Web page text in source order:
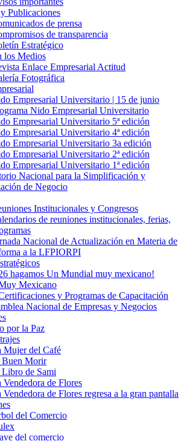
Publicaciones
de prensa
de transparencia
Estratégico
los Medios
Enlace Empresarial Actitud
Fotográfica
Empresarial Universitario | 15 de junio
Nido Empresarial Universitario
Empresarial Universitario 5ª edición
Empresarial Universitario 4ª edición
Empresarial Universitario 3a edición
Empresarial Universitario 2ª edición
Empresarial Universitario 1ª edición
Nacional para la Simplificación y
de Negocio
Institucionales y Congresos
de reuniones institucionales, ferias,
Nacional de Actualización en Materia de
a la LFPIORPI
hagamos Un Mundial muy mexicano!
Mexicano
y Programas de Capacitación
Nacional de Empresas y Negocios
por la Paz
Mujer del Café
Morir
de Sami
Vendedora de Flores
Vendedora de Flores regresa a la gran pantalla
del Comercio
del comercio